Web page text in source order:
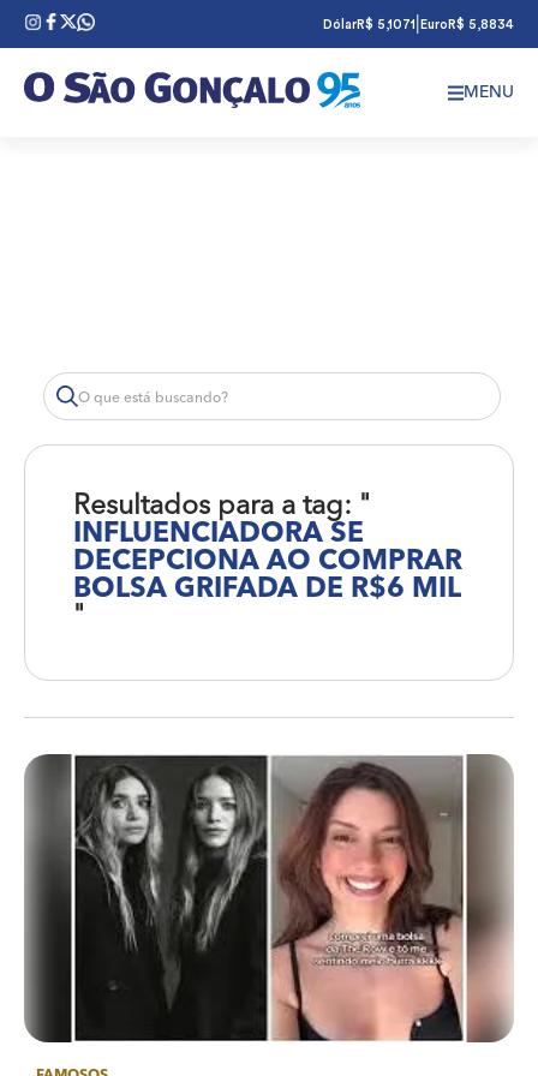
DólarR$ 5,1071 Euro R$ 5,8834
MENU
Resultados para a tag: "
INFLUENCIADORA SE
DECEPCIONA AO COMPRAR
BOLSA GRIFADA DE R$6 MIL
"